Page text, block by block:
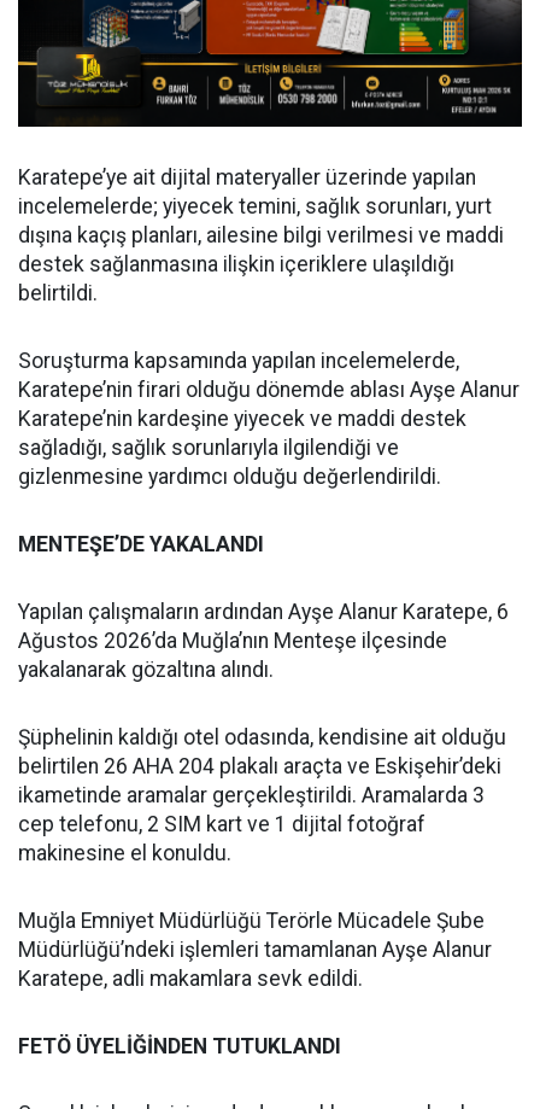
Karatepe’ye ait dijital materyaller üzerinde yapılan
incelemelerde; yiyecek temini, sağlık sorunları, yurt
dışına kaçış planları, ailesine bilgi verilmesi ve maddi
destek sağlanmasına ilişkin içeriklere ulaşıldığı
belirtildi.
Soruşturma kapsamında yapılan incelemelerde,
Karatepe’nin firari olduğu dönemde ablası Ayşe Alanur
Karatepe’nin kardeşine yiyecek ve maddi destek
sağladığı, sağlık sorunlarıyla ilgilendiği ve
gizlenmesine yardımcı olduğu değerlendirildi.
MENTEŞE’DE YAKALANDI
Yapılan çalışmaların ardından Ayşe Alanur Karatepe, 6
Ağustos 2026’da Muğla’nın Menteşe ilçesinde
yakalanarak gözaltına alındı.
Şüphelinin kaldığı otel odasında, kendisine ait olduğu
belirtilen 26 AHA 204 plakalı araçta ve Eskişehir’deki
ikametinde aramalar gerçekleştirildi. Aramalarda 3
cep telefonu, 2 SIM kart ve 1 dijital fotoğraf
makinesine el konuldu.
Muğla Emniyet Müdürlüğü Terörle Mücadele Şube
Müdürlüğü’ndeki işlemleri tamamlanan Ayşe Alanur
Karatepe, adli makamlara sevk edildi.
FETÖ ÜYELİĞİNDEN TUTUKLANDI